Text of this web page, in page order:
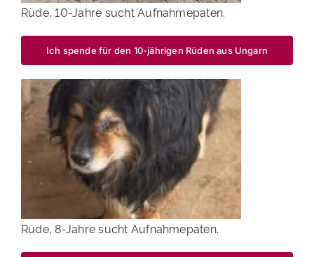
Rüde, 10-Jahre sucht Aufnahmepaten.
Ich spende für den 10-jährigen Rüden aus Ungarn
Rüde, 8-Jahre sucht Aufnahmepaten.